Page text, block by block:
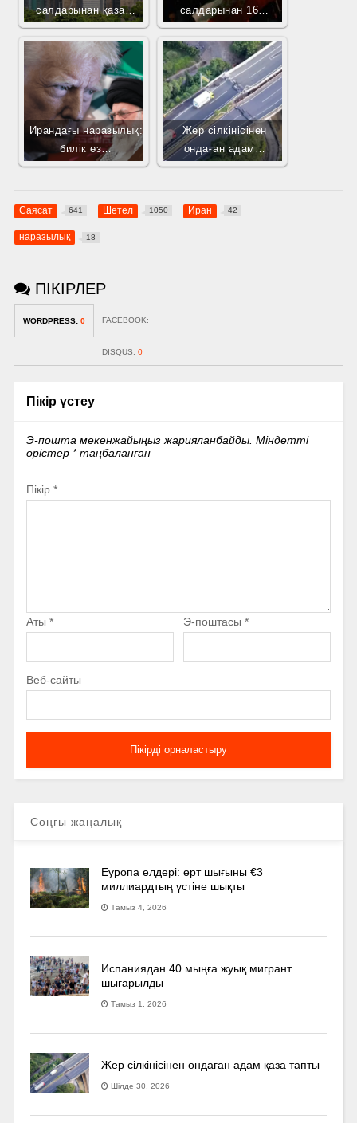
салдарынан қаза…
салдарынан 16…
Ирандағы наразылық:
билік өз…
Жер сілкінісінен
ондаған адам…
Саясат 641 Шетел 1050 Иран 42
наразылық 18
ПІКІРЛЕР
WORDPRESS: 0 FACEBOOK:
DISQUS: 0
Пікір үстеу
Э-пошта мекенжайыңыз жарияланбайды. Міндетті
өрістер *таңбаланған
Пікір *
Аты * Э-поштасы *
Веб-сайты
Соңғы жаңалық
Еуропа елдері: өрт шығыны €3
миллиардтың үстіне шықты
Тамыз 4, 2026
Испаниядан 40 мыңға жуық мигрант
шығарылды
Тамыз 1, 2026
Жер сілкінісінен ондаған адам қаза тапты
Шілде 30, 2026